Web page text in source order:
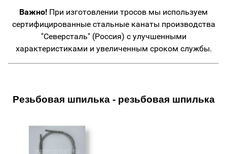
Важно! При изготовлении тросов мы используем
сертифицированные стальные канаты производства
"Северсталь" (Россия) с улучшенными
характеристиками и увеличенным сроком службы.
Резьбовая шпилька - резьбовая шпилька